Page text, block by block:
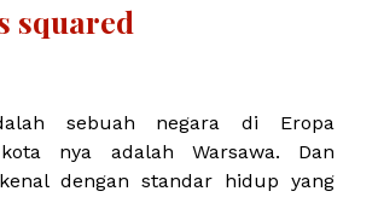
squared
sebuah negara di Eropa
nya adalah Warsawa. Dan
dengan standar hidup yang